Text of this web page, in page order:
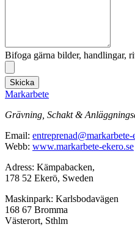
Bifoga gärna bilder, handlingar,
Skicka
Markarbete
Grävning, Schakt &
Email: entreprenad@markarbete-
Webb: www.markarbete-ekero.se
Adress: Kämpabacken,
178 52 Ekerö, Sweden
Maskinpark: Karlsbodavägen
168 67 Bromma
Västerort, Sthlm